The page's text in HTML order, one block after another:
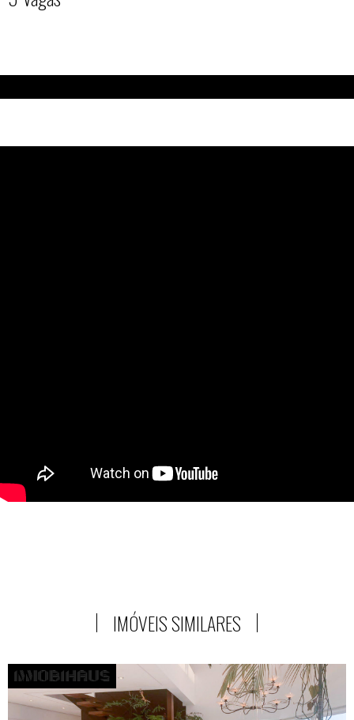
IMÓVEIS SIMILARES